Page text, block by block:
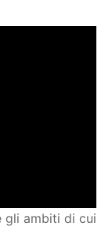
gli ambiti di cui